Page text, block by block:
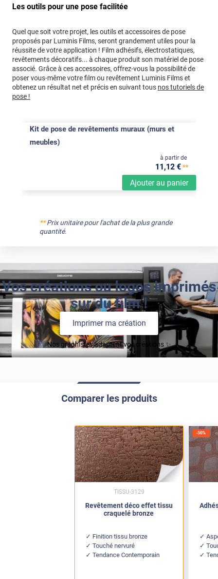
Les outils pour une pose facilitée
Quel que soit votre projet, les outils et accessoires de pose
proposés par Luminis Films, seront grandement utiles pour la
réussite de votre application ! Film adhésifs, électrostatiques,
revêtements décoratifs... à chaque produit son matériel de pose
associé. Grâce à ces accessoires, offrez-vous la possibilité de
poser vous-même votre film ou revêtement Luminis Films et
obtenez un résultat net et précis en suivant tous nos tutoriels de
pose !
Kit de pose de revêtements muraux (murs et
meubles)
Ajouter au panier
à partir de
11 ,12 €**
**Prix unitaire pour l'achat de la plus grande
quantité.
Vos créations ou logos imprimés
sur du film !
Imprimer ma création
Nos graphistes adaptent vos créations ✨
Comparer les produits
Revêtement déco effet tissu
craquelé bronze
Finition tissu bronze
Touché nervuré
Tendance Contemporain
TISSU-3129
-50%